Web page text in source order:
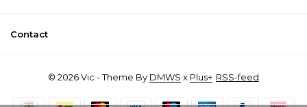
Contact
© 2026 Vic - Theme By DMWS x Plus+ RSS-feed